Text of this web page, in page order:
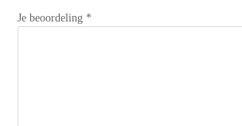
Je beoordeling *